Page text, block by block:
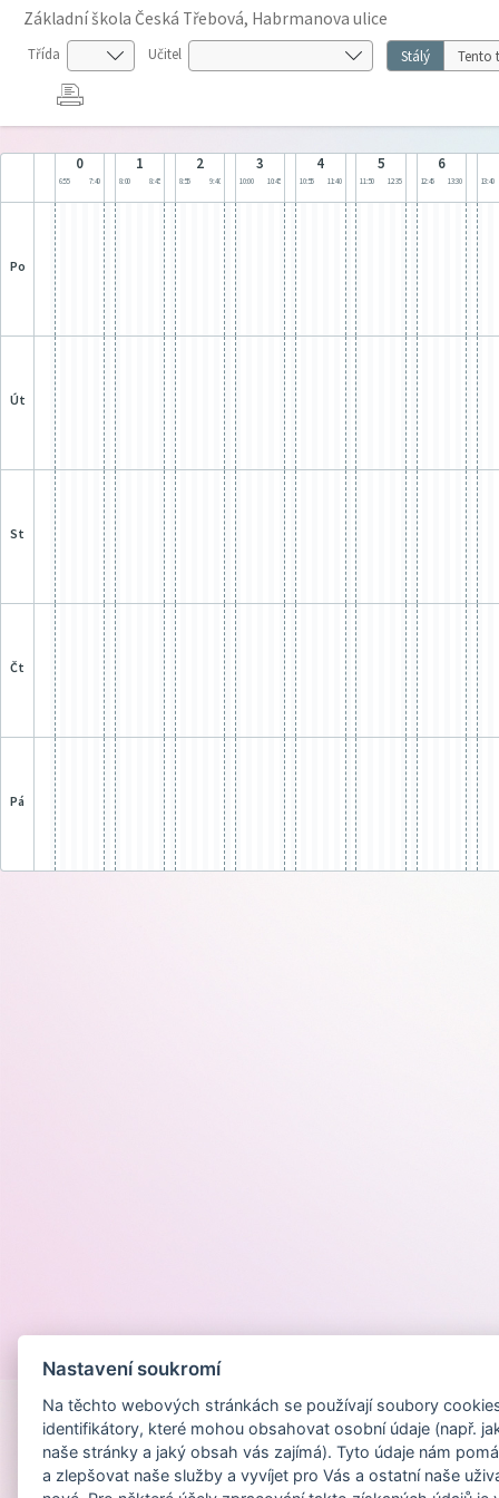
Základní škola Česká Třebová, Habrmanova ulice
Třída Učitel Stálý Tento
0
6:55 7:40
1
8:00 8:45
2
8:55 9:40
3
10:00 10:45
4
10:55 11:40
5
11:50 12:35
6
12:45 13:30 13:40
po
út
st
čt
pá
Nastavení soukromí
Na těchto webových stránkách se používají soubory
identifikátory, které mohou obsahovat osobní údaje (např.
naše stránky a jaký obsah vás zajímá). Tyto údaje nám
a zlepšovat naše služby a vyvíjet pro Vás a ostatní naše